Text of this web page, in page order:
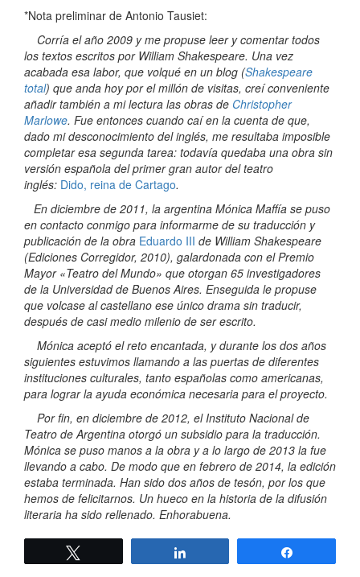
*Nota preliminar de Antonio Tausiet:
Corría el año 2009 y me propuse leer y comentar todos
los textos escritos por William Shakespeare. Una vez
acabada esa labor, que volqué en un blog (Shakespeare
total) que anda hoy por el millón de visitas, creí conveniente
añadir también a mi lectura las obras de Christopher
Marlowe. Fue entonces cuando caí en la cuenta de que,
dado mi desconocimiento del inglés, me resultaba imposible
completar esa segunda tarea: todavía quedaba una obra sin
versión española del primer gran autor del teatro
inglés: Dido, reina de Cartago.
En diciembre de 2011, la argentina Mónica Maffía se puso
en contacto conmigo para informarme de su traducción y
publicación de la obra Eduardo III de William Shakespeare
(Ediciones Corregidor, 2010), galardonada con el Premio
Mayor «Teatro del Mundo» que otorgan 65 investigadores
de la Universidad de Buenos Aires. Enseguida le propuse
que volcase al castellano ese único drama sin traducir,
después de casi medio milenio de ser escrito.
Mónica aceptó el reto encantada, y durante los dos años
siguientes estuvimos llamando a las puertas de diferentes
instituciones culturales, tanto españolas como americanas,
para lograr la ayuda económica necesaria para el proyecto.
Por fin, en diciembre de 2012, el Instituto Nacional de
Teatro de Argentina otorgó un subsidio para la traducción.
Mónica se puso manos a la obra y a lo largo de 2013 la fue
llevando a cabo. De modo que en febrero de 2014, la edición
estaba terminada. Han sido dos años de tesón, por los que
hemos de felicitarnos. Un hueco en la historia de la difusión
literaria ha sido rellenado. Enhorabuena.